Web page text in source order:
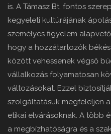
is. A Támasz Bt. fontos
kegyeleti kultúrájának
személyes figyelem
hogy a hozzátartozók
között vehessenek végső
vállalkozás folyamatosan
változásokat. Ezzel
szolgáltatásuk megfeleljen
etikai elvárásoknak. A több
a megbízhatóságra és a